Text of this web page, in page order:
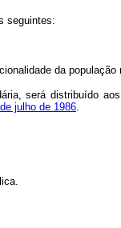
seguintes:
da
será distribuído
julho de 1986.